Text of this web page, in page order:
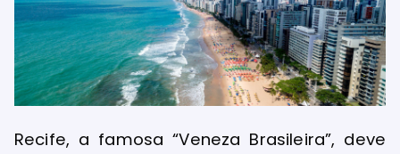
Recife, a famosa “Veneza Brasileira”, deve